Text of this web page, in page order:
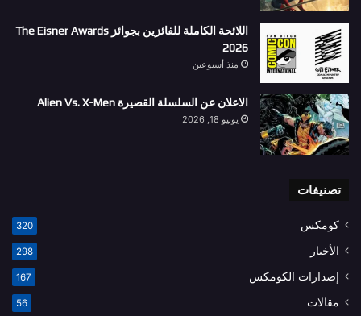
اللائحة الكاملة للفائزين بجوائز The Eisner Awards
2026
منذ أسبوعين
الاعلان عن السلسلة القصيرة Alien Vs. X-Men
يونيو 18, 2026
تصنيفات
كومكس 320
الأخبار 298
إصدارات الكومكس 167
مقالات 56